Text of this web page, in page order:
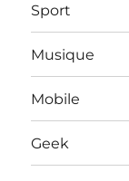
Sport
Musique
Mobile
Geek